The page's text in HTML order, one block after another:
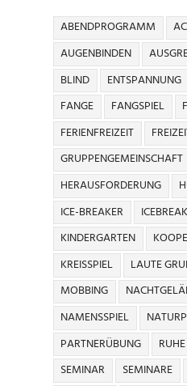
ABENDPROGRAMM
AUGENBINDEN
BLIND
ENTSPANNUNG
FANGE
FANGSPIEL
FERIENFREIZEIT
GRUPPENGEMEINSCHAFT
HERAUSFORDERUNG
ICE-BREAKER
KINDERGARTEN
KREISSPIEL
LAUTE
MOBBING
NAMENSSPIEL
PARTNERÜBUNG
RUHE
SEMINAR
SEMINARE